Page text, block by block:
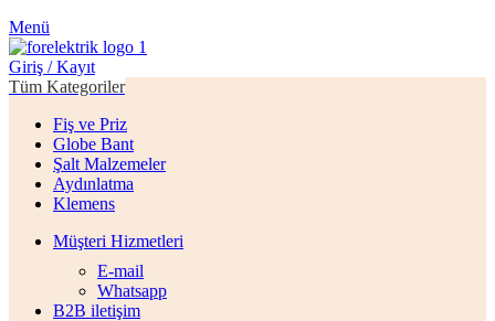
Menü
Giriş / Kayıt
Tüm Kategoriler
Fiş ve Priz
Globe Bant
Şalt Malzemeler
Aydınlatma
Klemens
Müşteri Hizmetleri
E-mail
Whatsapp
B2B iletişim